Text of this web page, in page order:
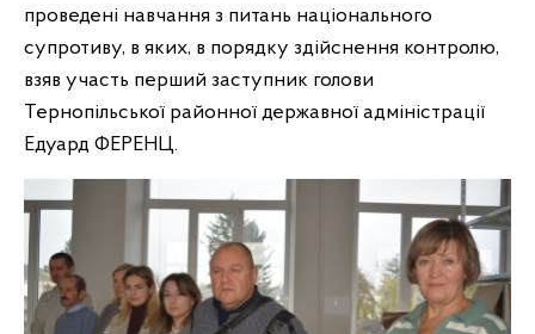
проведені навчання з питань національного
супротиву, в яких, в порядку здійснення контролю,
взяв участь перший заступник голови
Тернопільської районної державної адміністрації
Едуард ФЕРЕНЦ.